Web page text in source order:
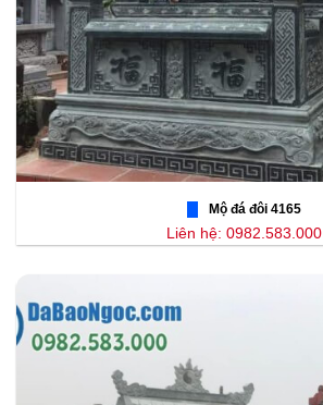
Mộ đá đôi 4165
Liên hệ: 0982.583.000